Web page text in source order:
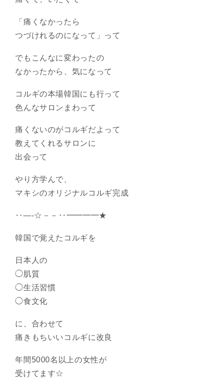
「痛くなかったら
つづけれるのになって」って
でもこんなに変わったの
なかったから、気になって
コルギの本場韓国にも行って
色んなサロンまわって
痛くないのがコルギだよって
教えてくれるサロンに
出会って
やり方学んで、
マキシのオリジナルコルギ完成
‥―-☆－－‥━━━━★
韓国で覚えたコルギを
日本人の
◯肌質
◯生活習慣
◯食文化
に、合わせて
痛きもちいいコルギに改良
年間5000名以上の女性が
受けてます☆